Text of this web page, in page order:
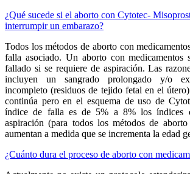
¿Qué sucede si el aborto con Cytotec-
interrumpir un embarazo?
Todos los métodos de aborto con
falla asociado. Un aborto con medicamentos
fallado si se requiere de aspiración. Las
incluyen un sangrado prolongado y/o
incompleto (residuos de tejido fetal en el
continúa pero en el esquema de uso de
índice de falla es de 5% a 8% los índices
aspiración (para todos los métodos de aborto
aumentan a medida que se incrementa la edad
¿Cuánto dura el proceso de aborto con